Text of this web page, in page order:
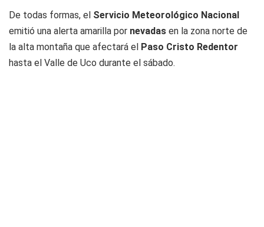
De todas formas, el Servicio Meteorológico Nacional
emitió una alerta amarilla por nevadas en la zona norte de
la alta montaña que afectará el Paso Cristo Redentor
hasta el Valle de Uco durante el sábado.